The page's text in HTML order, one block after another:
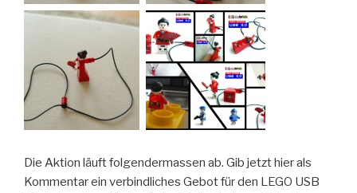
Die Aktion läuft folgendermassen ab. Gib jetzt hier als
Kommentar ein verbindliches Gebot für den LEGO USB